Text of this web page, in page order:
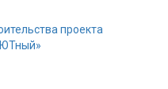
проекта